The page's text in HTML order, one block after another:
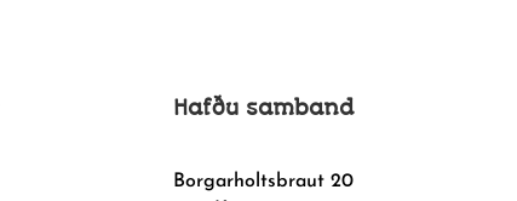
Hafðu samband
Borgarholtsbraut 20